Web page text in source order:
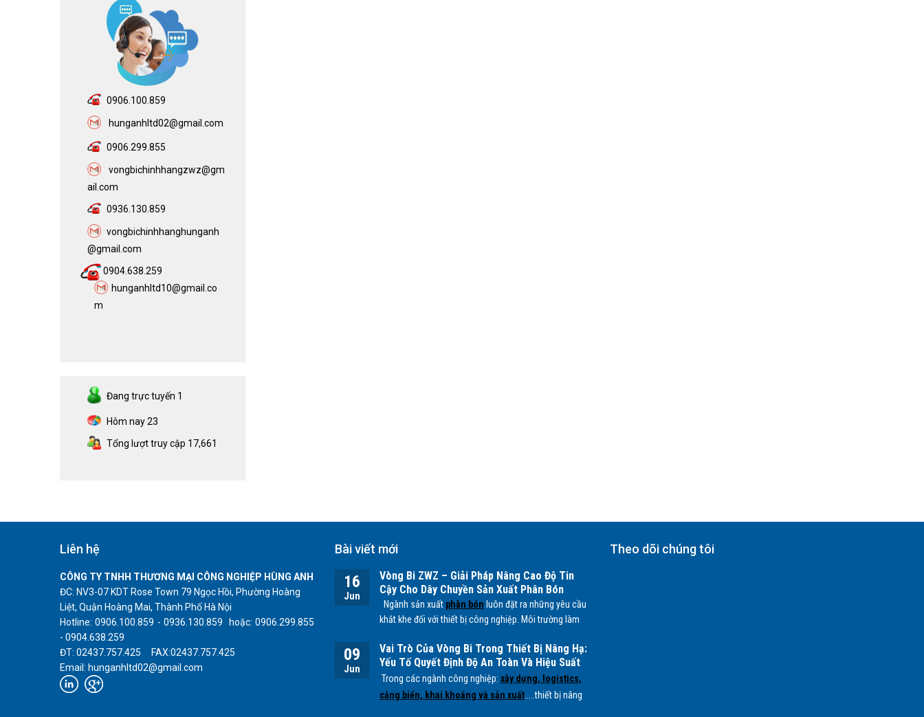
0906.100.859
hunganhltd02@gmail.com
0906.299.855
vongbichinhhangzwz@gm
ail.com​
0936.130.859
vongbichinhhanghunganh
@gmail.com
0904.638.259
hunganhltd10@gmail.co
m
Đang trực tuyến 1
Hôm nay23
Tổng lượt truy cập 17,661
Liên hệ
CÔNG TY TNHH THƯƠNG MẠI CÔNG NGHIỆP HÙNG ANH
ĐC: NV3-07 KDT Rose Town 79 Ngọc Hồi, Phường Hoàng
Liệt, Quận Hoàng Mai, Thành Phố Hà Nội
Hotline: 0906.100.859 - 0936.130.859 hoặc: 0906.299.855
- 0904.638.259
ĐT: 02437.757.425 FAX:02437.757.425
Email: hunganhltd02@gmail.com
Bài viết mới
16
Jun
Vòng Bi ZWZ – Giải Pháp Nâng Cao Độ Tin
Cậy Cho Dây Chuyền Sản Xuất Phân Bón
Ngành sản xuất phân bón luôn đặt ra những yêu cầu
khắt khe đối với thiết bị công nghiệp. Môi trường làm
nhân hóa học từ quá trình sản xuấtNPK, lân, đạm...
có thể ảnh hưởng trực tiếp đến tuổi thọ của các bộ
phận cơ khí, đặc biệt là vòng bi.
09
Jun
Vai Trò Của Vòng Bi Trong Thiết Bị Nâng Hạ:
Yếu Tố Quyết Định Độ An Toàn Và Hiệu Suất
Vận Hành
Trong các ngành công nghiệp: xây dựng, logistics,
cảng biển, khai khoáng và sản xuất.....thiết bị nâng
Theo dõi chúng tôi